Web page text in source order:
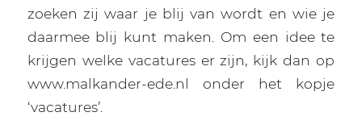
zoeken zij waar je blij van wordt en wie je
daarmee blij kunt maken. Om een idee te
krijgen welke vacatures er zijn, kijk dan op
www.malkander-ede.nl onder het kopje
‘vacatures’.